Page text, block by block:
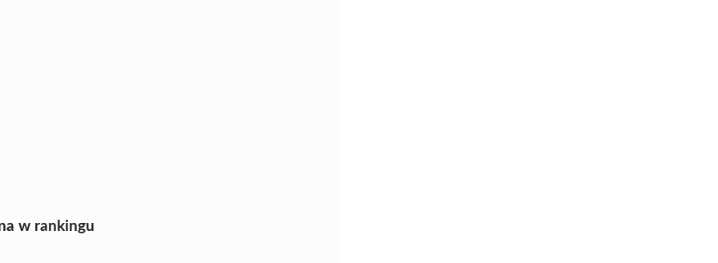
w rankingu